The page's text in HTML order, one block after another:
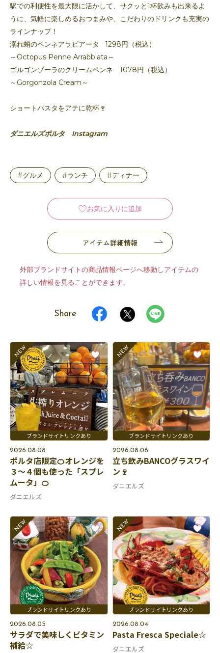
駅での利便性を最大限に活かして、サクッと1杯飲みも出来るよ
うに、気軽に楽しめるおつまみや、こだわりのドリンクも充実の
ラインナップ！
溺れ蛸のペンネアラビアータ 1298円（税込）
～Octopus Penne Arrabbiata～
ゴルゴンゾーラのクリームペンネ 1078円（税込）
～Gorgonzola Cream～
ショートパスタをアテに乾杯🍷
ダニエルズポルタ Instagram
#グルメ #ランチ #ディナー
お気に入りに追加
アイテム詳細情報
外部ブランドサイトの商品情報ページへ移動しアイテムの
詳しい情報を見ることができます。
Share
2026.08.08
ポルタ店限定🍊オレンジを
３～４個も使った「スプレ
ムータ」🍊
ダニエルズ
2026.08.06
立ち飲みBANCOグラスワイ
ン🍷
ダニエルズ
2026.08.05
サラダで美味しくビタミン
補給☆
2026.08.04
Pasta Fresca Speciale☆
ダニエルズ